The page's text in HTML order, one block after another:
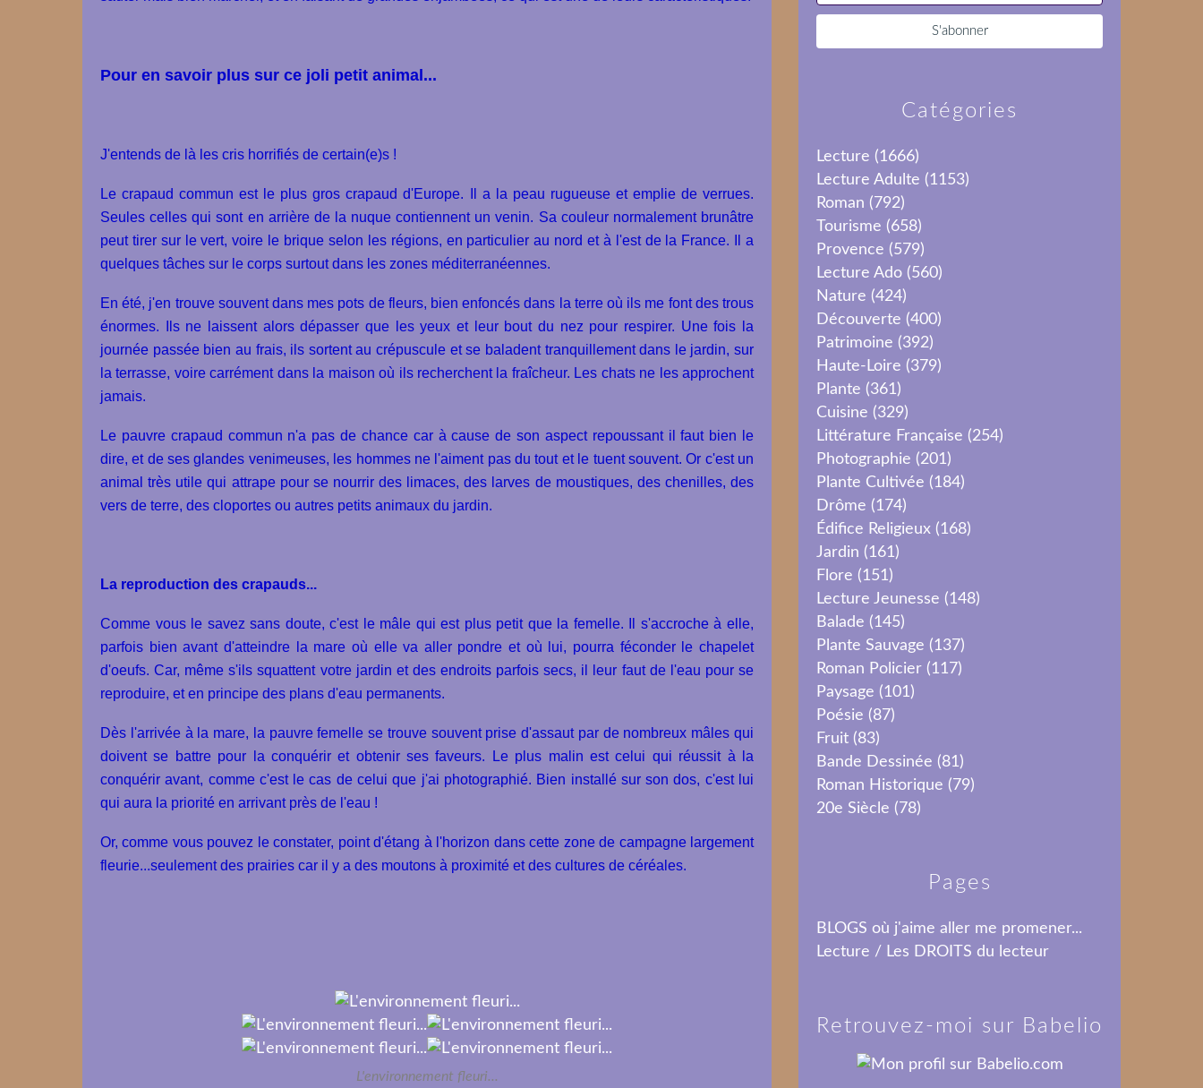
Pour en savoir plus sur ce joli petit animal...
J'entends de là les cris horrifiés de certain(e)s !
Le crapaud commun est le plus gros crapaud d'Europe. Il a la peau rugueuse et emplie de verrues.
Seules celles qui sont en arrière de la nuque contiennent un venin. Sa couleur normalement brunâtre
peut tirer sur le vert, voire le brique selon les régions, en particulier au nord et à l'est de la France. Il a
quelques tâches sur le corps surtout dans les zones méditerranéennes.
En été, j'en trouve souvent dans mes pots de fleurs, bien enfoncés dans la terre où ils me font des trous
énormes. Ils ne laissent alors dépasser que les yeux et leur bout du nez pour respirer. Une fois la
journée passée bien au frais, ils sortent au crépuscule et se baladent tranquillement dans le jardin, sur
la terrasse, voire carrément dans la maison où ils recherchent la fraîcheur. Les chats ne les approchent
jamais.
Le pauvre crapaud commun n'a pas de chance car à cause de son aspect repoussant il faut bien le
dire, et de ses glandes venimeuses, les hommes ne l'aiment pas du tout et le tuent souvent. Or c'est un
animal très utile qui attrape pour se nourrir des limaces, des larves de moustiques, des chenilles, des
vers de terre, des cloportes ou autres petits animaux du jardin.
La reproduction des crapauds...
Comme vous le savez sans doute, c'est le mâle qui est plus petit que la femelle. Il s'accroche à elle,
parfois bien avant d'atteindre la mare où elle va aller pondre et où lui, pourra féconder le chapelet
d'oeufs. Car, même s'ils squattent votre jardin et des endroits parfois secs, il leur faut de l'eau pour se
reproduire, et en principe des plans d'eau permanents.
Dès l'arrivée à la mare, la pauvre femelle se trouve souvent prise d'assaut par de nombreux mâles qui
doivent se battre pour la conquérir et obtenir ses faveurs. Le plus malin est celui qui réussit à la
conquérir avant, comme c'est le cas de celui que j'ai photographié. Bien installé sur son dos, c'est lui
qui aura la priorité en arrivant près de l'eau !
Or, comme vous pouvez le constater, point d'étang à l'horizon dans cette zone de campagne largement
fleurie...seulement des prairies car il y a des moutons à proximité et des cultures de céréales.
L'environnement fleuri...
Catégories
Lecture (1666)
Lecture Adulte (1153)
Roman (792)
Tourisme (658)
Provence (579)
Lecture Ado (560)
Nature (424)
Découverte (400)
Patrimoine (392)
Haute-Loire (379)
Plante (361)
Cuisine (329)
Littérature Française (254)
Photographie (201)
Plante Cultivée (184)
Drôme (174)
Édifice Religieux (168)
Jardin (161)
Flore (151)
Lecture Jeunesse (148)
Balade (145)
Plante Sauvage (137)
Roman Policier (117)
Paysage (101)
Poésie (87)
Fruit (83)
Bande Dessinée (81)
Roman Historique (79)
20e Siècle (78)
Pages
BLOGS où j'aime aller me promener...
Lecture / Les DROITS du lecteur
Retrouvez-moi sur Babelio